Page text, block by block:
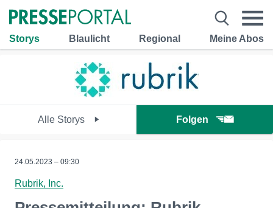
Storys Blaulicht Regional Meine Abos
Alle Storys Folgen
24.05.2023 – 09:30
Rubrik, Inc.